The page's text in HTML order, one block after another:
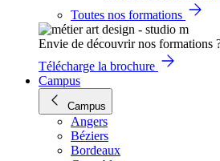
Toutes nos formations
Envie de découvrir nos formations
Télécharge la brochure
Campus
Campus
Angers
Béziers
Bordeaux